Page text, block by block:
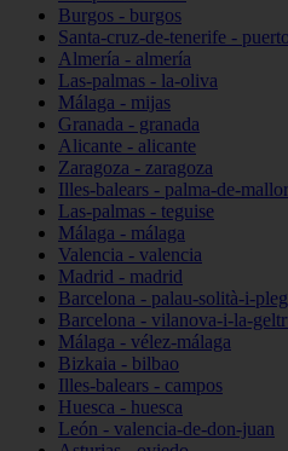
Burgos - burgos
Santa-cruz-de-tenerife -
Almería - almería
Las-palmas - la-oliva
Málaga - mijas
Granada - granada
Alicante - alicante
Zaragoza - zaragoza
Illes-balears - palma-de-
Las-palmas - teguise
Málaga - málaga
Valencia - valencia
Madrid - madrid
Barcelona - palau-solità-i-
Barcelona - vilanova-i-la-
Málaga - vélez-málaga
Bizkaia - bilbao
Illes-balears - campos
Huesca - huesca
León - valencia-de-don-juan